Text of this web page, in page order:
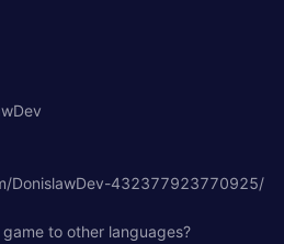
DonislawDev-432377923770925/
to other languages?